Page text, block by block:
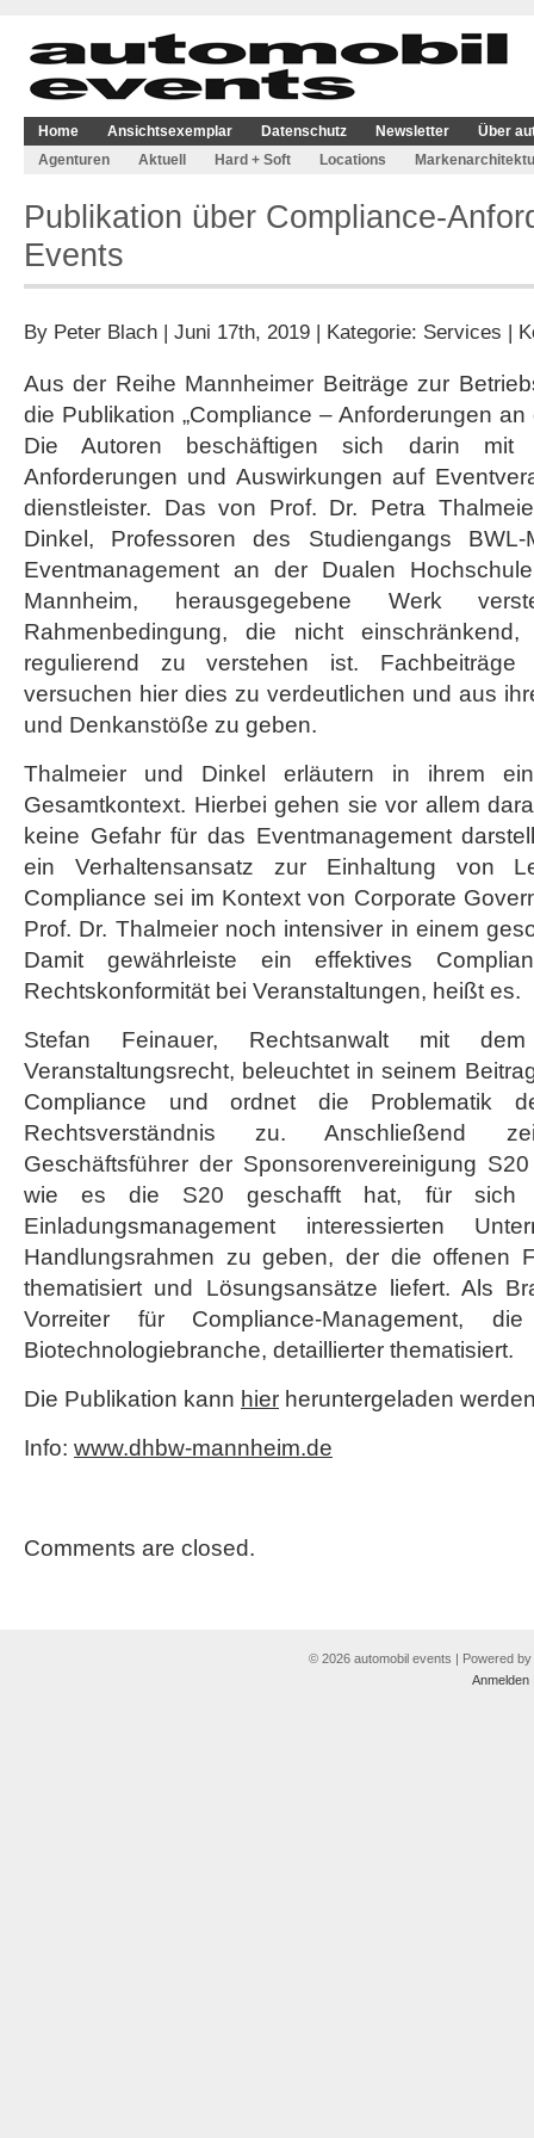
Home Ansichtsexemplar Datenschutz Newsletter
Über
Agenturen
Aktuell Hard + Soft Locations
Publikation über Compliance-
Events
By Peter Blach | Juni 17th, 2019 | Kategorie: Services |
Aus der Reihe Mannheimer Beiträge zur
die Publikation „Compliance – Anforderungen
Die Autoren beschäftigen sich darin mit
Anforderungen und Auswirkungen auf
dienstleister. Das von Prof. Dr. Petra
Dinkel, Professoren des Studiengangs
Eventmanagement an der Dualen
Mannheim, herausgegebene Werk
Rahmenbedingung, die nicht
regulierend zu verstehen ist. Fachbeiträge
versuchen hier dies zu verdeutlichen und aus
und Denkanstöße zu geben.
Thalmeier und Dinkel erläutern in ihrem
Gesamtkontext. Hierbei gehen sie vor allem
keine Gefahr für das Eventmanagement
ein Verhaltensansatz zur Einhaltung von
Compliance sei im Kontext von Corporate
Prof. Dr. Thalmeier noch intensiver in einem
Damit gewährleiste ein effektives
Rechtskonformität bei Veranstaltungen, heißt es.
Stefan Feinauer, Rechtsanwalt mit dem
Veranstaltungsrecht, beleuchtet in seinem
Compliance und ordnet die Problematik
Rechtsverständnis zu. Anschließend
Geschäftsführer der Sponsorenvereinigung
wie es die S20 geschafft hat, für sich
Einladungsmanagement interessierten
Handlungsrahmen zu geben, der die offenen
thematisiert und Lösungsansätze liefert. Als
Vorreiter für Compliance-Management,
Biotechnologiebranche, detaillierter thematisiert.
Die Publikation kann hier heruntergeladen
Info: www.dhbw-mannheim.de
Comments are closed.
© 2026 automobil events | Powered by
Anmelden|